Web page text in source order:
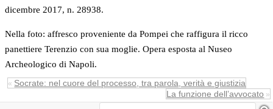
dicembre 2017, n. 28938.
Nella foto: affresco proveniente da Pompei che raffigura il ricco
panettiere Terenzio con sua moglie. Opera esposta al Nuseo
Archeologico di Napoli.
« Socrate: nel cuore del processo, tra parola, verità e giustizia
La funzione dell’avvocato »